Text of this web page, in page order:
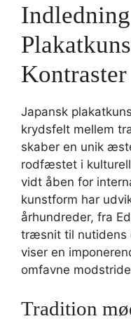
Kontraster
Japansk
krydsfelt mellem
skaber en unik
rodfæstet i
vidt åben for
kunstform har
århundreder, fra
træsnit til nutidens
viser en
omfavne
Tradition